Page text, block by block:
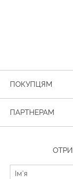
ПОКУПЦЯМ
ПАРТНЕРАМ